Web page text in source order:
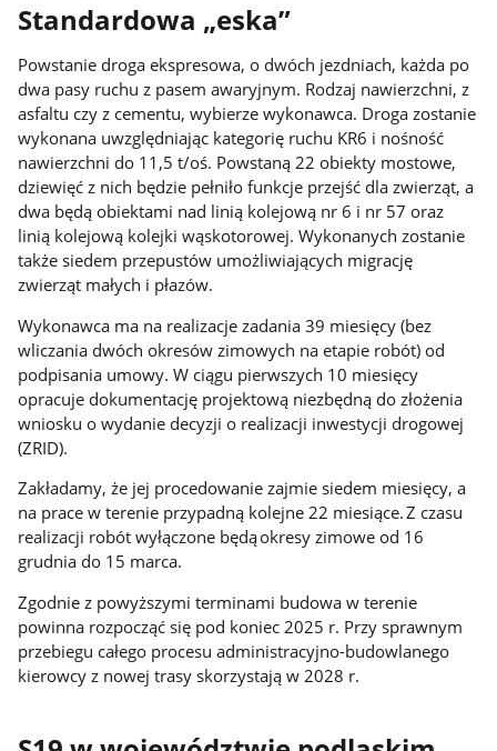
Standardowa „eska”
Powstanie droga ekspresowa, o dwóch jezdniach, każda po
dwa pasy ruchu z pasem awaryjnym. Rodzaj nawierzchni, z
asfaltu czy z cementu, wybierze wykonawca. Droga zostanie
wykonana uwzględniając kategorię ruchu KR6 i nośność
nawierzchni do 11,5 t/oś. Powstaną 22 obiekty mostowe,
dziewięć z nich będzie pełniło funkcje przejść dla zwierząt, a
dwa będą obiektami nad linią kolejową nr 6 i nr 57 oraz
linią kolejową kolejki wąskotorowej. Wykonanych zostanie
także siedem przepustów umożliwiających migrację
zwierząt małych i płazów.
Wykonawca ma na realizacje zadania 39 miesięcy (bez
wliczania dwóch okresów zimowych na etapie robót) od
podpisania umowy. W ciągu pierwszych 10 miesięcy
opracuje dokumentację projektową niezbędną do złożenia
wniosku o wydanie decyzji o realizacji inwestycji drogowej
(ZRID).
Zakładamy, że jej procedowanie zajmie siedem miesięcy, a
na prace w terenie przypadną kolejne 22 miesiące. Z czasu
realizacji robót wyłączone będą okresy zimowe od 16
grudnia do 15 marca.
Zgodnie z powyższymi terminami budowa w terenie
powinna rozpocząć się pod koniec 2025 r. Przy sprawnym
przebiegu całego procesu administracyjno-budowlanego
kierowcy z nowej trasy skorzystają w 2028 r.